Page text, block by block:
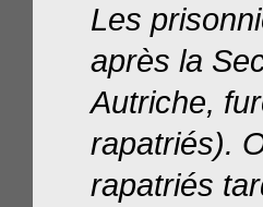
Les
après la
Autriche,
rapatriés).
rapatriés